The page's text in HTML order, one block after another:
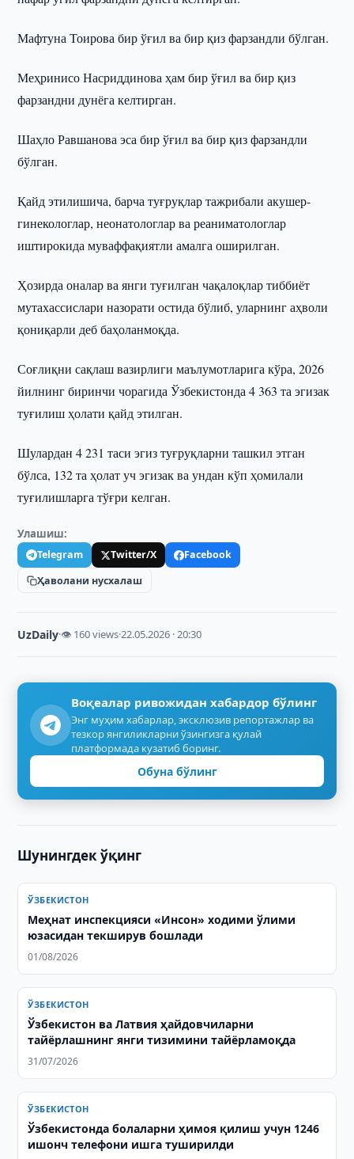
Мафтуна Тоирова бир ўғил ва бир қиз фарзандли бўлган.
Меҳринисо Насриддинова ҳам бир ўғил ва бир қиз
фарзандни дунёга келтирган.
Шаҳло Равшанова эса бир ўғил ва бир қиз фарзандли
бўлган.
Қайд этилишича, барча туғруқлар тажрибали акушер-
гинекологлар, неонатологлар ва реаниматологлар
иштирокида муваффақиятли амалга оширилган.
Ҳозирда оналар ва янги туғилган чақалоқлар тиббиёт
мутахассислари назорати остида бўлиб, уларнинг аҳволи
қониқарли деб баҳоланмоқда.
Соғлиқни сақлаш вазирлиги маълумотларига кўра, 2026
йилнинг биринчи чорагида Ўзбекистонда 4 363 та эгизак
туғилиш ҳолати қайд этилган.
Шулардан 4 231 таси эгиз туғруқларни ташкил этган
бўлса, 132 та ҳолат уч эгизак ва ундан кўп ҳомилали
туғилишларга тўғри келган.
Улашиш:
Telegram Twitter/X
Facebook
Ҳаволани нусхалаш
UzDaily·👁 160 views·22.05.2026 · 20:30
Воқеалар ривожидан хабардор бўлинг
Энг муҳим хабарлар, эксклюзив репортажлар ва
тезкор янгиликларни ўзингизга қулай
платформада кузатиб боринг.
Обуна бўлинг
Шунингдек ўқинг
ЎЗБЕКИСТОН
Меҳнат инспекцияси «Инсон» ходими ўлими
юзасидан текширув бошлади
01/08/2026
ЎЗБЕКИСТОН
Ўзбекистон ва Латвия ҳайдовчиларни
тайёрлашнинг янги тизимини тайёрламоқда
31/07/2026
ЎЗБЕКИСТОН
Ўзбекистонда болаларни ҳимоя қилиш учун 1246
ишонч телефони ишга туширилди